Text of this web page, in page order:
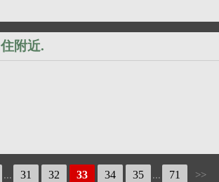
住附近.
... 31 32 33 34 35 ... 71 >>